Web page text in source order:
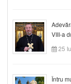
VIII-a
25
Întru